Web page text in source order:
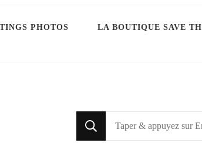
PHOTOS LA BOUTIQUE SAVE
Looking
for